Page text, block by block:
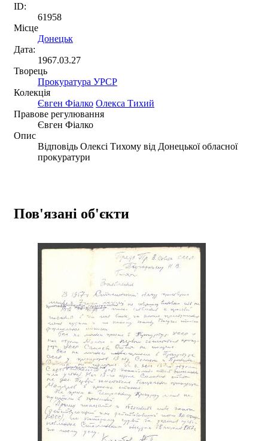
ID:
61958
Місце
Донецьк
Дата:
1967.03.27
Творець
Прокуратура УРСР
Колекція
Євген Фіалко Олекса Тихий
Правове регулювання
Євген Фіалко
Опис
Відповідь Олексі Тихому від Донецької обласної
прокуратури
Пов'язані об'єкти